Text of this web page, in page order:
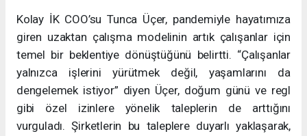
Kolay İK COO’su Tunca Üçer, pandemiyle hayatımıza
giren uzaktan çalışma modelinin artık çalışanlar için
temel bir beklentiye dönüştüğünü belirtti. “Çalışanlar
yalnızca işlerini yürütmek değil, yaşamlarını da
dengelemek istiyor” diyen Üçer, doğum günü ve regl
gibi özel izinlere yönelik taleplerin de arttığını
vurguladı. Şirketlerin bu taleplere duyarlı yaklaşarak,